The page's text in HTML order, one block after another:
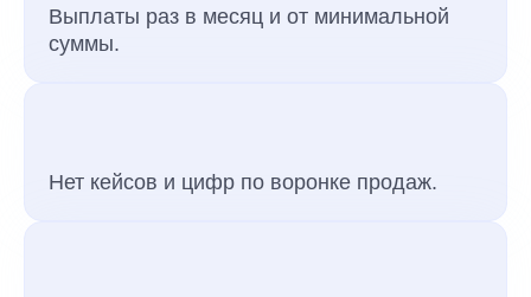
Выплаты раз в месяц и от минимальной
суммы.
Нет кейсов и цифр по воронке продаж.